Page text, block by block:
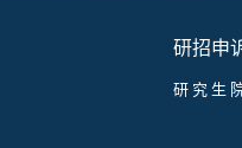
研招申
研 究 生